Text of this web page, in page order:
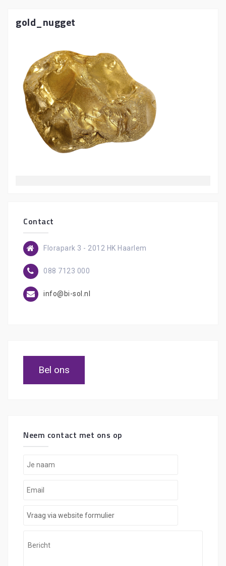
gold_nugget
Contact
Florapark 3 - 2012 HK Haarlem
088 7123 000
info@bi-sol.nl
Bel ons
Neem contact met ons op